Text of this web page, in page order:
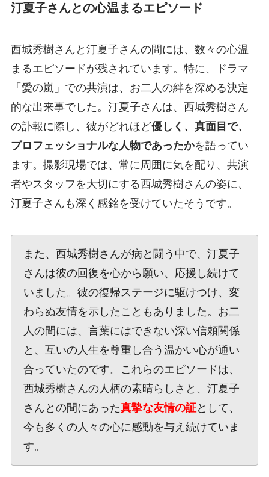
汀夏子さんとの心温まるエピソード
西城秀樹さんと汀夏子さんの間には、数々の心温
まるエピソードが残されています。特に、ドラマ
「愛の嵐」での共演は、お二人の絆を深める決定
的な出来事でした。汀夏子さんは、西城秀樹さん
の訃報に際し、彼がどれほど優しく、真面目で、
プロフェッショナルな人物であったかを語ってい
ます。撮影現場では、常に周囲に気を配り、共演
者やスタッフを大切にする西城秀樹さんの姿に、
汀夏子さんも深く感銘を受けていたそうです。
また、西城秀樹さんが病と闘う中で、汀夏子
さんは彼の回復を心から願い、応援し続けて
いました。彼の復帰ステージに駆けつけ、変
わらぬ友情を示したこともありました。お二
人の間には、言葉にはできない深い信頼関係
と、互いの人生を尊重し合う温かい心が通い
合っていたのです。これらのエピソードは、
西城秀樹さんの人柄の素晴らしさと、汀夏子
さんとの間にあった真摯な友情の証として、
今も多くの人々の心に感動を与え続けていま
す。